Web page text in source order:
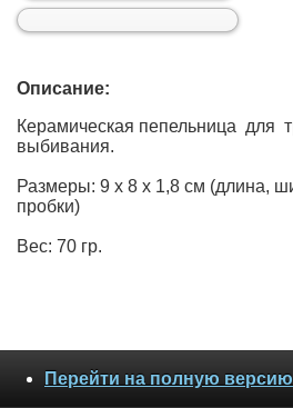
Описание:
Керамическая пепельница для
выбивания.
Размеры: 9 х 8 х 1,8 см (длина,
пробки)
Вес: 70 гр.
Перейти на полную версию